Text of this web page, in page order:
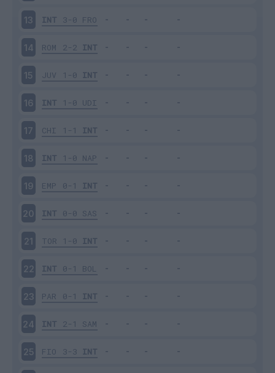
13 INT 3-0 FRO
14 ROM 2-2 INT
15 JUV 1-0 INT
16 INT 1-0 UDI
17 CHI 1-1 INT
18 INT 1-0 NAP
19 EMP 0-1 INT
20 INT 0-0 SAS
21 TOR 1-0 INT
22 INT 0-1 BOL
23 PAR 0-1 INT
24 INT 2-1 SAM
25 FIO 3-3 INT